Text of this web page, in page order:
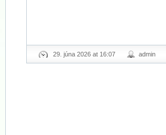
29. júna 2026 at 16:07 admin